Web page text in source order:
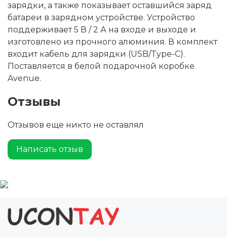
зарядки, а также показывает оставшийся заряд
батареи в зарядном устройстве. Устройство
поддерживает 5 В / 2 А на входе и выходе и
изготовлено из прочного алюминия. В комплект
входит кабель для зарядки (USB/Type-C).
Поставляется в белой подарочной коробке
Avenue.
Отзывы
Отзывов еще никто не оставлял
Написать отзыв